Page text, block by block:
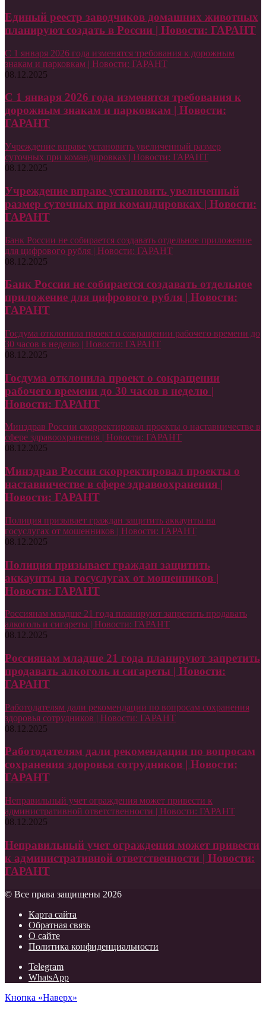
Единый реестр заводчиков домашних животных
планируют создать в России | Новости: ГАРАНТ
С 1 января 2026 года изменятся требования к дорожным
знакам и парковкам | Новости: ГАРАНТ
08.12.2025
С 1 января 2026 года изменятся требования к
дорожным знакам и парковкам | Новости:
ГАРАНТ
Учреждение вправе установить увеличенный размер
суточных при командировках | Новости: ГАРАНТ
08.12.2025
Учреждение вправе установить увеличенный
размер суточных при командировках | Новости:
ГАРАНТ
Банк России не собирается создавать отдельное приложение
для цифрового рубля | Новости: ГАРАНТ
08.12.2025
Банк России не собирается создавать отдельное
приложение для цифрового рубля | Новости:
ГАРАНТ
Госдума отклонила проект о сокращении рабочего времени до
30 часов в неделю | Новости: ГАРАНТ
08.12.2025
Госдума отклонила проект о сокращении
рабочего времени до 30 часов в неделю |
Новости: ГАРАНТ
Минздрав России скорректировал проекты о наставничестве в
сфере здравоохранения | Новости: ГАРАНТ
08.12.2025
Минздрав России скорректировал проекты о
наставничестве в сфере здравоохранения |
Новости: ГАРАНТ
Полиция призывает граждан защитить аккаунты на
госуслугах от мошенников | Новости: ГАРАНТ
08.12.2025
Полиция призывает граждан защитить
аккаунты на госуслугах от мошенников |
Новости: ГАРАНТ
Россиянам младше 21 года планируют запретить продавать
алкоголь и сигареты | Новости: ГАРАНТ
08.12.2025
Россиянам младше 21 года планируют запретить
продавать алкоголь и сигареты | Новости:
ГАРАНТ
Работодателям дали рекомендации по вопросам сохранения
здоровья сотрудников | Новости: ГАРАНТ
08.12.2025
Работодателям дали рекомендации по вопросам
сохранения здоровья сотрудников | Новости:
ГАРАНТ
Неправильный учет ограждения может привести к
административной ответственности | Новости: ГАРАНТ
08.12.2025
Неправильный учет ограждения может привести
к административной ответственности | Новости:
ГАРАНТ
© Все права защищены 2026
Карта сайта
Обратная связь
О сайте
Политика конфиденциальности
Telegram
WhatsApp
Кнопка «Наверх»